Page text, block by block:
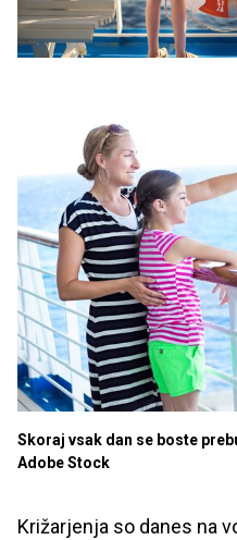
Skoraj vsak dan se boste
Adobe Stock
Križarjenja so danes na